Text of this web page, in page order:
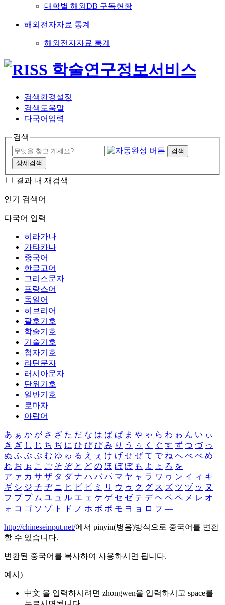
대학별 해외DB 구독현황
해외전자자료 통계
해외전자자료 통계
검색환경설정
검색도움말
다국어입력
검색
검색
상세검색
결과 내 재검색
인기 검색어
다국어 입력
히라가나
가타카나
중국어
한글고어
그리스문자
프랑스어
독일어
히브리어
괄호기호
학술기호
기술기호
첨자기호
라틴문자
러시아문자
단위기호
일반기호
로마자
아랍어
あ ぁ か が さ ざ た だ な は ば ぱ ま や ゃ ら わ ゎ ん い ぃ
き ぎ し じ ち ぢ に ひ び ぴ み り う ぅ く ぐ す ず つ づ っ
ぬ ふ ぶ ぷ む ゆ ゅ る え ぇ け げ せ ぜ て で ね へ べ ぺ め
れ お ぉ こ ご そ ぞ と ど の ほ ぼ ぽ も よ ょ ろ を
ア ァ カ サ ザ タ ダ ナ ハ バ パ マ ヤ ャ ラ ワ ヮ ン イ ィ キ
ギ シ ジ チ ヂ ニ ヒ ビ ピ ミ リ ウ ゥ ク グ ス ズ ツ ヅ ッ ヌ
フ ブ プ ム ユ ュ ル エ ェ ケ ゲ セ ゼ テ デ ヘ ベ ペ メ レ オ
ォ コ ゴ ソ ゾ ト ド ノ ホ ボ ポ モ ヨ ョ ロ ヲ ―
http://chineseinput.net/에서 pinyin(병음)방식으로 중국어를 변환
할 수 있습니다.
변환된 중국어를 복사하여 사용하시면 됩니다.
예시)
中文 을 입력하시려면 zhongwen을 입력하시고 space를